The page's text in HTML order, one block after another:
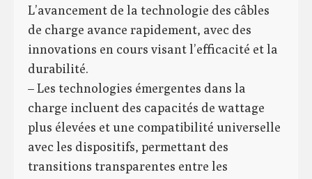
L’avancement de la technologie des câbles
de charge avance rapidement, avec des
innovations en cours visant l’efficacité et la
durabilité.
– Les technologies émergentes dans la
charge incluent des capacités de wattage
plus élevées et une compatibilité universelle
avec les dispositifs, permettant des
transitions transparentes entre les